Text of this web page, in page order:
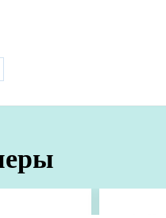
помощь
Прибыв по